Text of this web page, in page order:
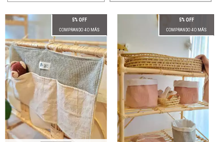
5% OFF
COMPRANDO 4 O MÁS
5% OFF
COMPRANDO 4 O MÁS